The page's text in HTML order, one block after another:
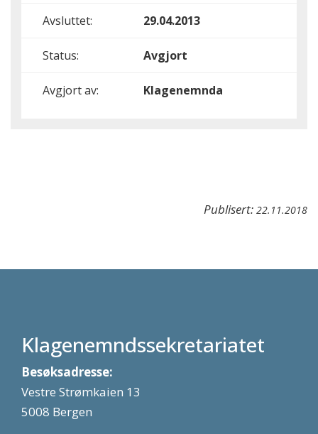
Avsluttet: 29.04.2013
Status: Avgjort
Avgjort av: Klagenemnda
Publisert: 22.11.2018
Klagenemndssekretariatet
Besøksadresse:
Vestre Strømkaien 13
5008 Bergen